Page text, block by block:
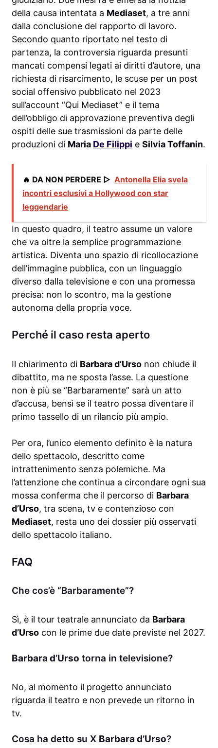
della causa intentata a Mediaset, a tre anni
dalla conclusione del rapporto di lavoro.
Secondo quanto riportato nel testo di
partenza, la controversia riguarda presunti
mancati compensi legati ai diritti d’autore, una
richiesta di risarcimento, le scuse per un post
social offensivo pubblicato nel 2023
sull’account “Qui Mediaset” e il tema
dell’obbligo di approvazione preventiva degli
ospiti delle sue trasmissioni da parte delle
produzioni di Maria De Filippi e Silvia Toffanin.
🔥 DA NON PERDERE ▷ Antonella Elia svela
incontri esclusivi a Hollywood con star
leggendarie
In questo quadro, il teatro assume un valore
che va oltre la semplice programmazione
artistica. Diventa uno spazio di ricollocazione
dell’immagine pubblica, con un linguaggio
diverso dalla televisione e con una promessa
precisa: non lo scontro, ma la gestione
autonoma della propria voce.
Perché il caso resta aperto
Il chiarimento di Barbara d’Urso non chiude il
dibattito, ma ne sposta l’asse. La questione
non è più se “Barbaramente” sarà un atto
d’accusa, bensì se il teatro possa diventare il
primo tassello di un rilancio più ampio.
Per ora, l’unico elemento definito è la natura
dello spettacolo, descritto come
intrattenimento senza polemiche. Ma
l’attenzione che continua a circondare ogni sua
mossa conferma che il percorso di Barbara
d’Urso, tra scena, tv e contenzioso con
Mediaset, resta uno dei dossier più osservati
dello spettacolo italiano.
FAQ
Che cos’è “Barbaramente”?
Sì, è il tour teatrale annunciato da Barbara
d’Urso con le prime due date previste nel 2027.
Barbara d’Urso torna in televisione?
No, al momento il progetto annunciato
riguarda il teatro e non prevede un ritorno in
tv.
Cosa ha detto su X Barbara d’Urso?